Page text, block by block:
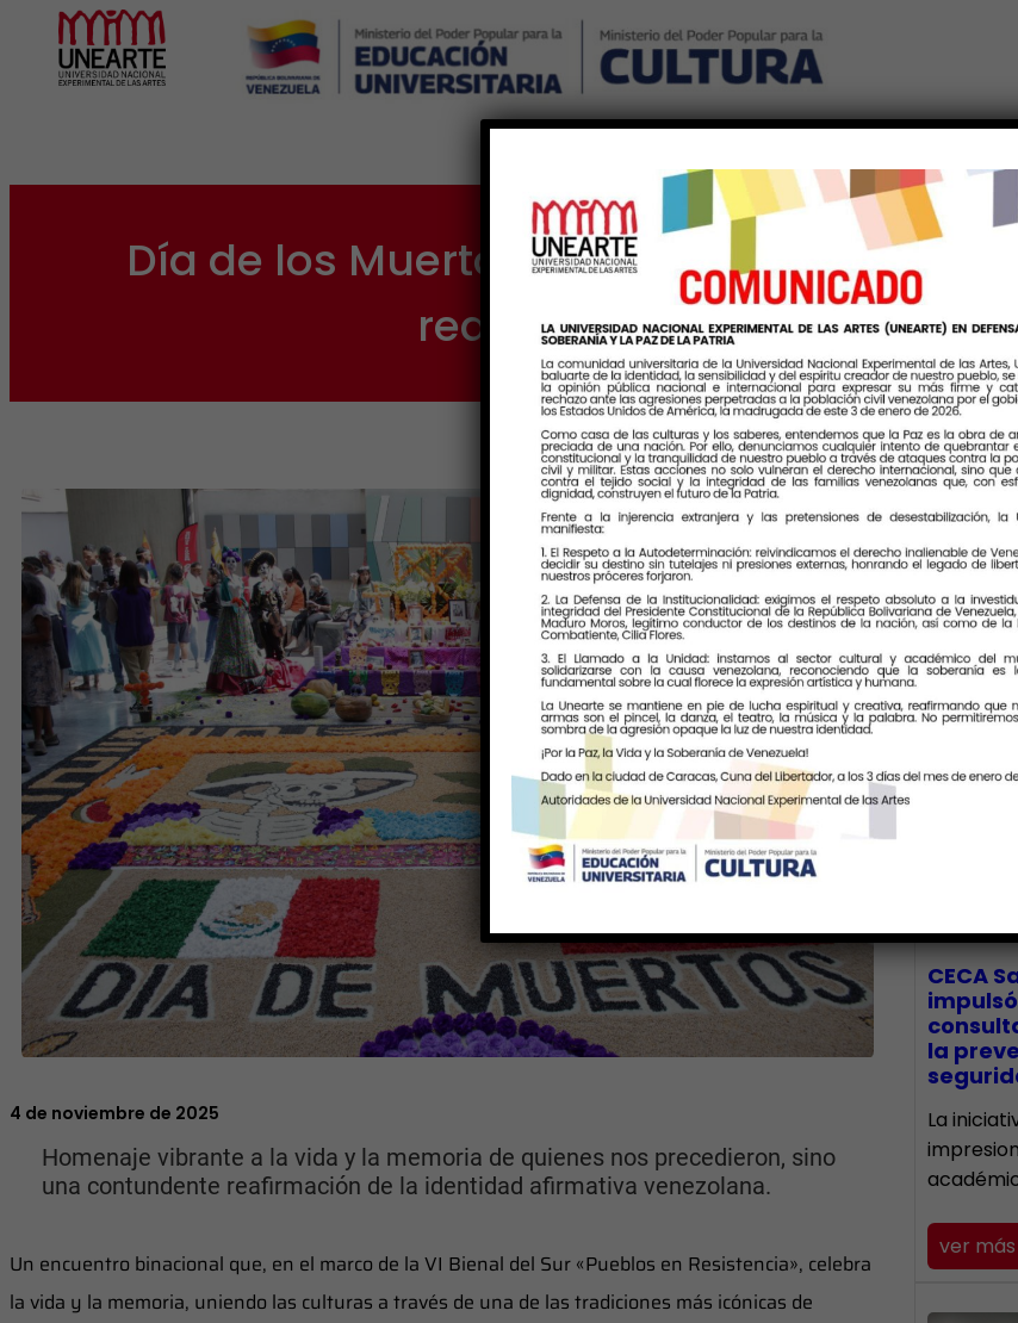
Día de los Muertos: México y Venezuela
reafirmar lo afirmativo
4 de noviembre de 2025
Homenaje vibrante a la vida y la memoria de quienes nos precedieron, sino
una contundente reafirmación de la identidad afirmativa venezolana.
Un encuentro binacional que, en el marco de la VI Bienal del Sur «Pueblos en Resistencia», celebra
la vida y la memoria, uniendo las culturas a través de una de las tradiciones más icónicas de
Últimas
CECA
la
La
ver más